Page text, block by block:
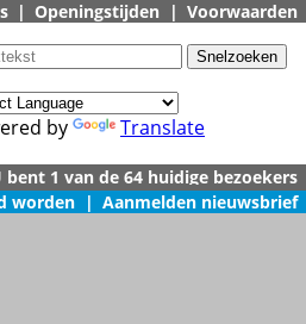
| Openingstijden | Voorwaarden
by Translate
worden | Aanmelden nieuwsbrief